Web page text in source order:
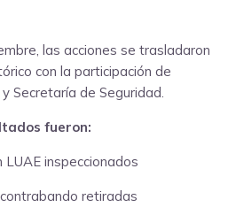
las acciones se trasladaron
con la participación de
Secretaría de Seguridad.
fueron:
inspeccionados
retiradas